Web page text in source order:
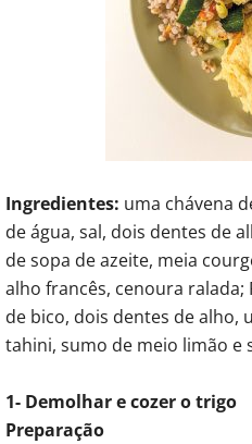
Ingredientes: uma chávena
de água, sal, dois dentes de
de sopa de azeite, meia
alho francês, cenoura ralada;
de bico, dois dentes de alho,
tahini, sumo de meio limão e
1- Demolhar e cozer o trigo
Preparação